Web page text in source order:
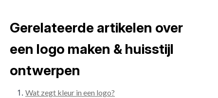
Gerelateerde artikelen over
een logo maken & huisstijl
ontwerpen
Wat zegt kleur in een logo?